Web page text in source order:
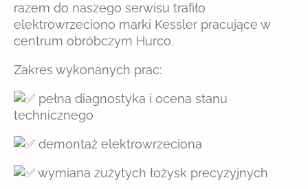
razem do naszego serwisu trafiło
elektrowrzeciono marki Kessler pracujące w
centrum obróbczym Hurco.
Zakres wykonanych prac:
pełna diagnostyka i ocena stanu
technicznego
demontaż elektrowrzeciona
wymiana zużytych łożysk precyzyjnych